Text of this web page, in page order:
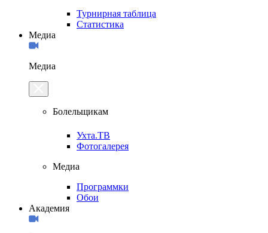
Турнирная таблица
Статистика
Медиа
Медиа
Болельщикам
Ухта.ТВ
Фотогалерея
Медиа
Программки
Обои
Академия